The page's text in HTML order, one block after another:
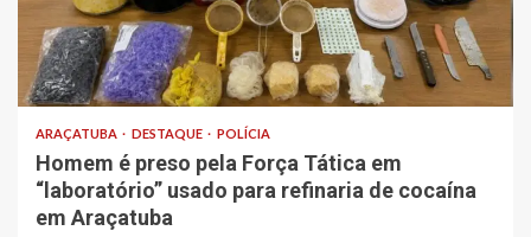
ARAÇATUBA DESTAQUE POLÍCIA
Homem é preso pela Força Tática em
“laboratório” usado para refinaria de cocaína
em Araçatuba